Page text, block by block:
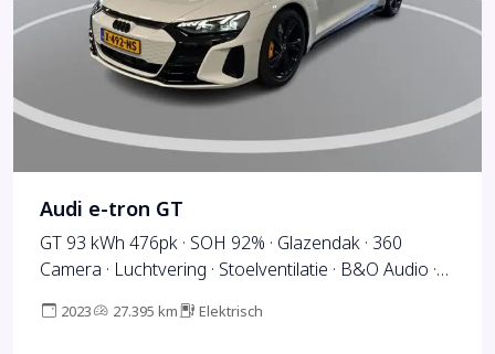
Audi e-tron GT
GT 93 kWh 476pk · SOH 92% · Glazendak · 360
Camera · Luchtvering · Stoelventilatie · B&O Audio ·
2023 27.395 km Elektrisch